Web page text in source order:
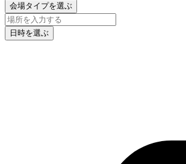
会場タイプを選ぶ
日時を選ぶ